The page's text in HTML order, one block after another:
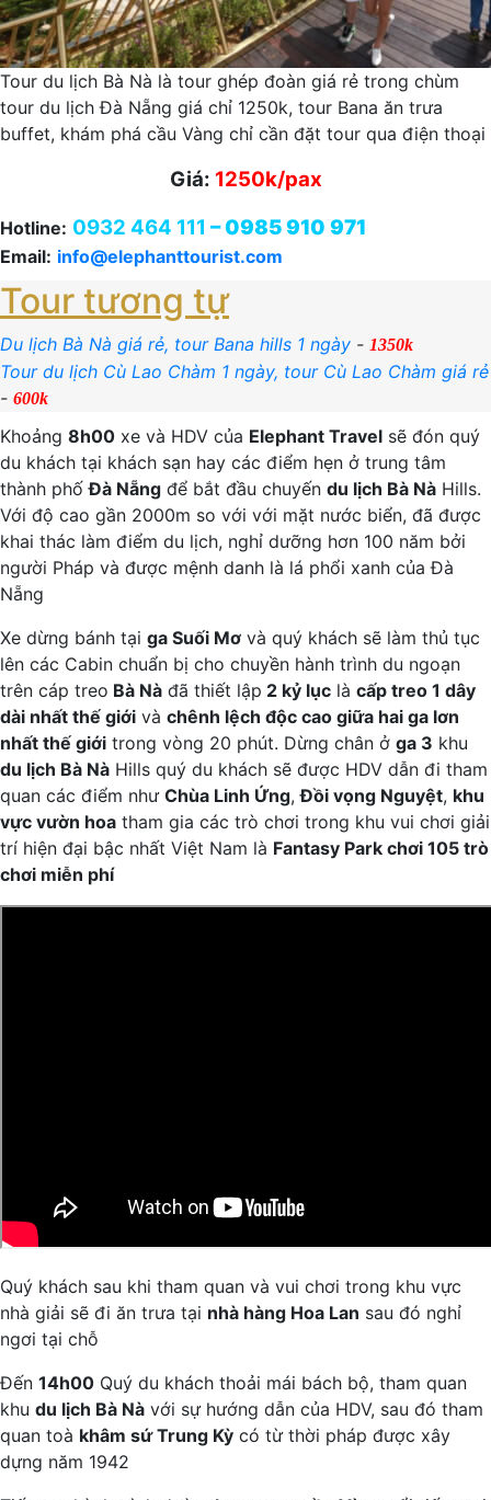
Tour du lịch Bà Nà là tour ghép đoàn giá rẻ trong chùm
tour du lịch Đà Nẵng giá chỉ 1250k, tour Bana ăn trưa
buffet, khám phá cầu Vàng chỉ cần đặt tour qua điện thoại
Giá: 1250k/pax
Hotline: 0932 464 111 – 0985 910 971
Email: info@elephanttourist.com
Tour tương tự
Du lịch Bà Nà giá rẻ, tour Bana hills 1 ngày - 1350k
Tour du lịch Cù Lao Chàm 1 ngày, tour Cù Lao Chàm giá rẻ
- 600k
Khoảng 8h00 xe và HDV của Elephant Travel sẽ đón quý
du khách tại khách sạn hay các điểm hẹn ở trung tâm
thành phốĐà Nẵng để bắt đầu chuyến du lịch Bà Nà Hills.
Với độ cao gần 2000m so với với mặt nước biển, đã được
khai thác làm điểm du lịch, nghỉ dưỡng hơn 100 năm bởi
người Pháp và được mệnh danh là lá phổi xanh của Đà
Nẵng
Xe dừng bánh tại ga Suối Mơ và quý khách sẽ làm thủ tục
lên các Cabin chuẩn bị cho chuyền hành trình du ngoạn
trên cáp treo Bà Nà đã thiết lập 2 kỷ lục là cấp treo 1 dây
dài nhất thế giới và chênh lệch độc cao giữa hai ga lơn
nhất thế giới trong vòng 20 phút. Dừng chân ở ga 3 khu
du lịch Bà Nà Hills quý du khách sẽ được HDV dẫn đi tham
quan các điểm như Chùa Linh Ứng,Đồi vọng Nguyệt, khu
vực vườn hoa tham gia các trò chơi trong khu vui chơi giải
trí hiện đại bậc nhất Việt Nam là Fantasy Park chơi 105 trò
chơi miễn phí
Quý khách sau khi tham quan và vui chơi trong khu vực
nhà giải sẽ đi ăn trưa tại nhà hàng Hoa Lan sau đó nghỉ
ngơi tại chỗ
Đến 14h00 Quý du khách thoải mái bách bộ, tham quan
khu du lịch Bà Nà với sự hướng dẫn của HDV, sau đó tham
quan toà khâm sứ Trung Kỳ có từ thời pháp được xây
dựng năm 1942